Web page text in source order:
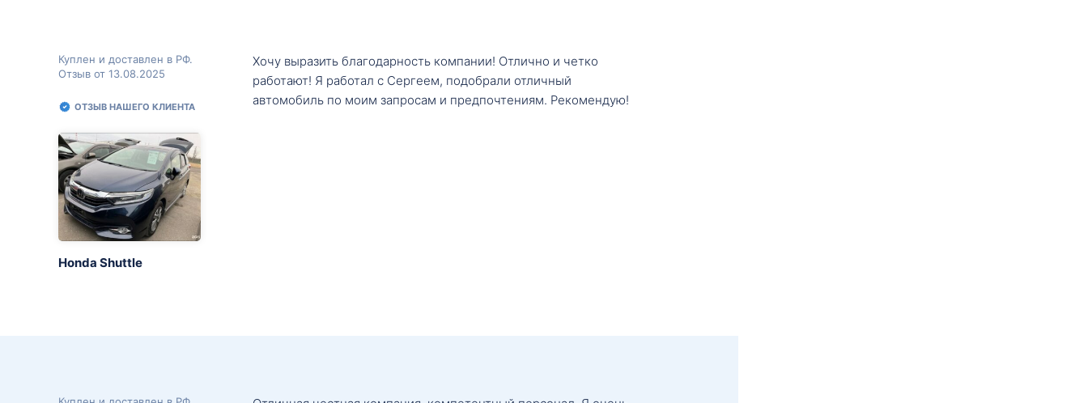
Куплен и доставлен в РФ.
Отзыв от 13.08.2025
ОТЗЫВ НАШЕГО КЛИЕНТА
Honda Shuttle
Хочу выразить благодарность компании! Отлично и четко
работают! Я работал с Сергеем, подобрали отличный
автомобиль по моим запросам и предпочтениям. Рекомендую!